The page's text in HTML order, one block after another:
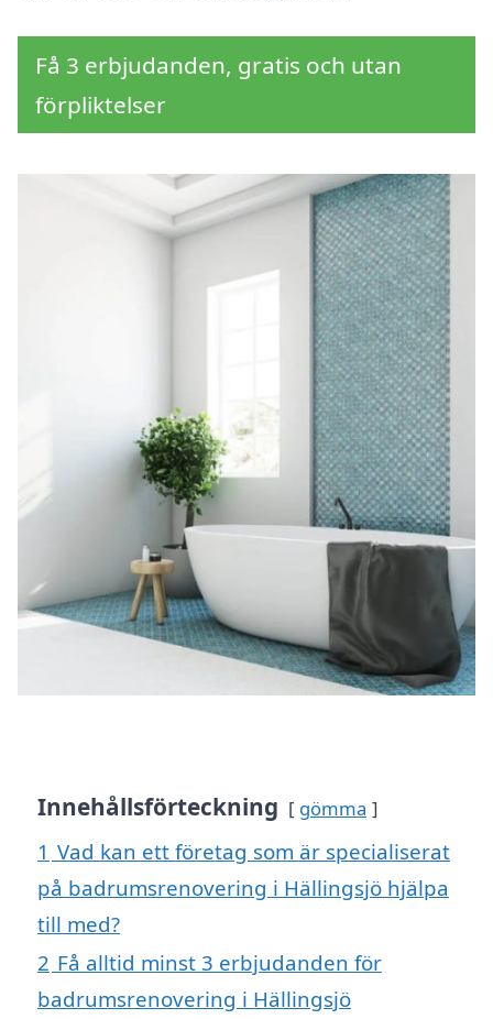
Få 3 erbjudanden, gratis och utan
förpliktelser
Innehållsförteckning gömma
1 Vad kan ett företag som är specialiserat
på badrumsrenovering i Hällingsjö hjälpa
till med?
2 Få alltid minst 3 erbjudanden för
badrumsrenovering i Hällingsjö